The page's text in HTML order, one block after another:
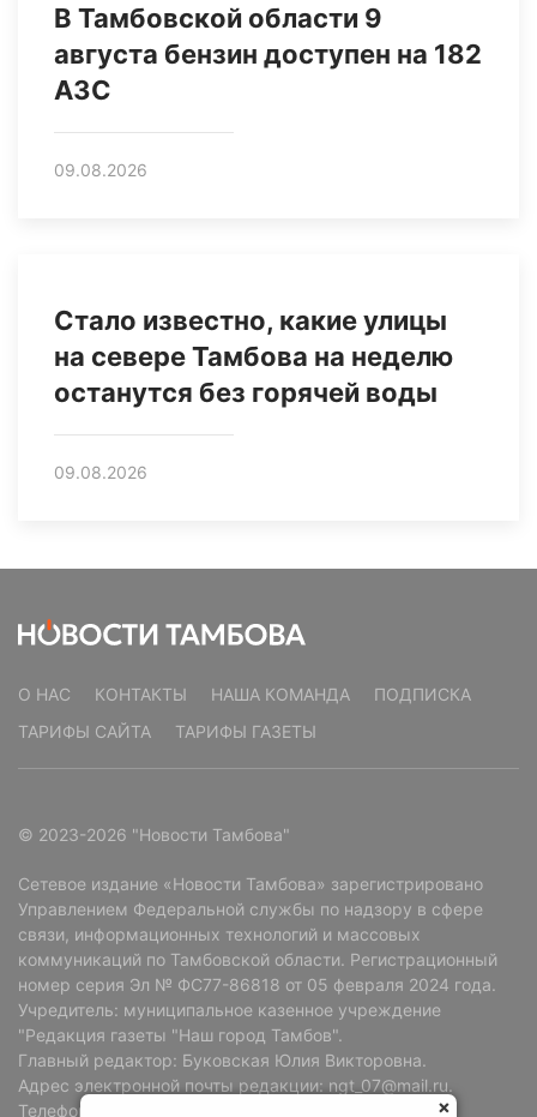
В Тамбовской области 9
августа бензин доступен на 182
АЗС
09.08.2026
Стало известно, какие улицы
на севере Тамбова на неделю
останутся без горячей воды
09.08.2026
О НАС КОНТАКТЫ НАША КОМАНДА
ПОДПИСКА
ТАРИФЫ САЙТА
ТАРИФЫ ГАЗЕТЫ
© 2023-2026 "Новости Тамбова"
Сетевое издание «Новости Тамбова» зарегистрировано
Управлением Федеральной службы по надзору в сфере
связи, информационных технологий и массовых
коммуникаций по Тамбовской области. Регистрационный
номер серия Эл № ФС77-86818 от 05 февраля 2024 года.
Учредитель: муниципальное казенное учреждение
"Редакция газеты "Наш город Тамбов".
Главный редактор: Буковская Юлия Викторовна.
Адрес электронной почты редакции: ngt_07@mail.ru.
Телефон редакции: +7 (4752) 72-69-37.